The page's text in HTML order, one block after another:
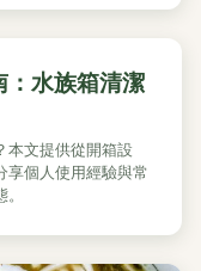
水族箱清潔
本文提供從開箱設
享個人使用經驗與常